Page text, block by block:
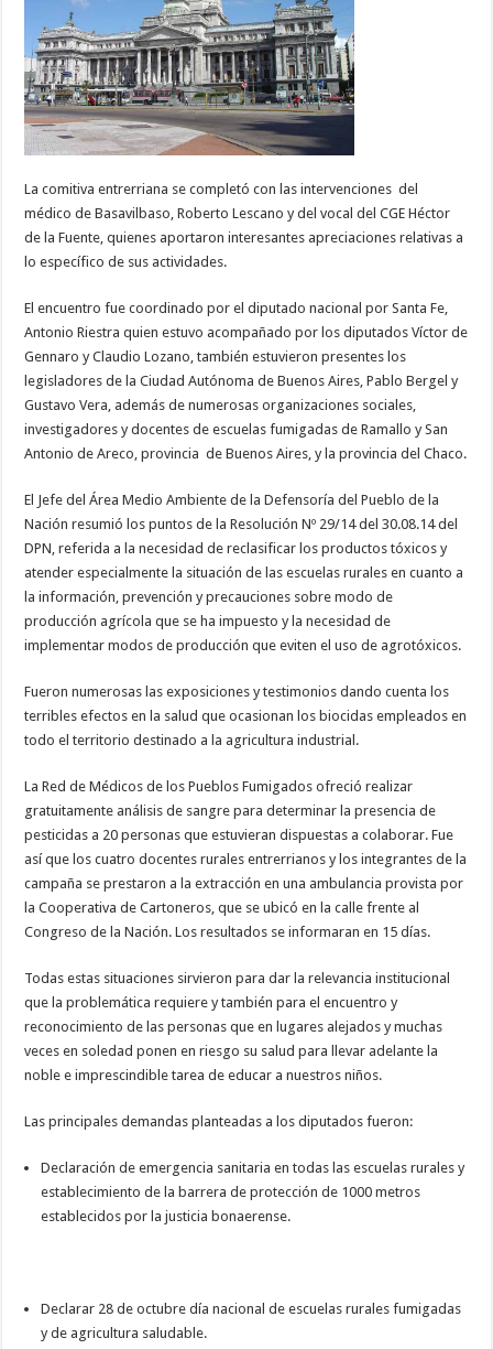
La comitiva entrerriana se completó con las intervenciones del
médico de Basavilbaso, Roberto Lescano y del vocal del CGE Héctor
de la Fuente, quienes aportaron interesantes apreciaciones relativas a
lo específico de sus actividades.
El encuentro fue coordinado por el diputado nacional por Santa Fe,
Antonio Riestra quien estuvo acompañado por los diputados Víctor de
Gennaro y Claudio Lozano, también estuvieron presentes los
legisladores de la Ciudad Autónoma de Buenos Aires, Pablo Bergel y
Gustavo Vera, además de numerosas organizaciones sociales,
investigadores y docentes de escuelas fumigadas de Ramallo y San
Antonio de Areco, provincia de Buenos Aires, y la provincia del Chaco.
El Jefe del Área Medio Ambiente de la Defensoría del Pueblo de la
Nación resumió los puntos de la Resolución Nº 29/14 del 30.08.14 del
DPN, referida a la necesidad de reclasificar los productos tóxicos y
atender especialmente la situación de las escuelas rurales en cuanto a
la información, prevención y precauciones sobre modo de
producción agrícola que se ha impuesto y la necesidad de
implementar modos de producción que eviten el uso de agrotóxicos.
Fueron numerosas las exposiciones y testimonios dando cuenta los
terribles efectos en la salud que ocasionan los biocidas empleados en
todo el territorio destinado a la agricultura industrial.
La Red de Médicos de los Pueblos Fumigados ofreció realizar
gratuitamente análisis de sangre para determinar la presencia de
pesticidas a 20 personas que estuvieran dispuestas a colaborar. Fue
así que los cuatro docentes rurales entrerrianos y los integrantes de la
campaña se prestaron a la extracción en una ambulancia provista por
la Cooperativa de Cartoneros, que se ubicó en la calle frente al
Congreso de la Nación. Los resultados se informaran en 15 días.
Todas estas situaciones sirvieron para dar la relevancia institucional
que la problemática requiere y también para el encuentro y
reconocimiento de las personas que en lugares alejados y muchas
veces en soledad ponen en riesgo su salud para llevar adelante la
noble e imprescindible tarea de educar a nuestros niños.
Las principales demandas planteadas a los diputados fueron:
Declaración de emergencia sanitaria en todas las escuelas rurales y
establecimiento de la barrera de protección de 1000 metros
establecidos por la justicia bonaerense.
Declarar 28 de octubre día nacional de escuelas rurales fumigadas
y de agricultura saludable.